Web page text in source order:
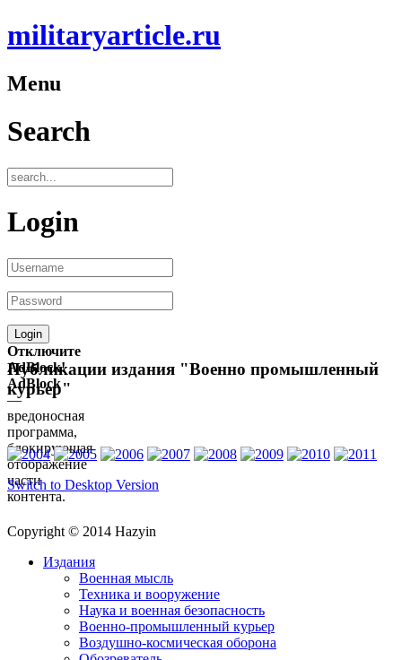
militaryarticle.ru
Menu
Search
Login
Отключите
AdBlock!
AdBlock
—
вредоносная
программа,
блокирующая
отображение
части
контента.
Публикации издания "Военно промышленный
курьер"
Switch to Desktop Version
Copyright © 2014 Hazyin
Издания
Военная мысль
Техника и вооружение
Наука и военная безопасность
Военно-промышленный курьер
Воздушно-космическая оборона